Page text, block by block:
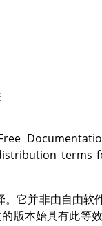
terms
它并非由自由
版本始具有此等